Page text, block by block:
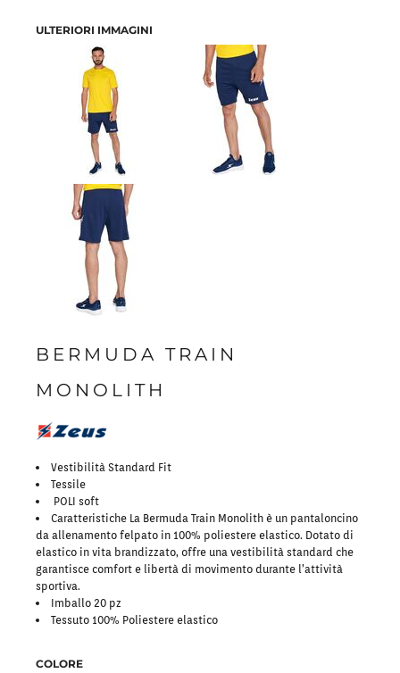
ULTERIORI IMMAGINI
BERMUDA TRAIN
MONOLITH
Vestibilità Standard Fit
Tessile
POLI soft
Caratteristiche La Bermuda Train Monolith è un pantaloncino
da allenamento felpato in 100% poliestere elastico. Dotato di
elastico in vita brandizzato, offre una vestibilità standard che
garantisce comfort e libertà di movimento durante l’attività
sportiva.
Imballo 20 pz
Tessuto 100% Poliestere elastico
COLORE